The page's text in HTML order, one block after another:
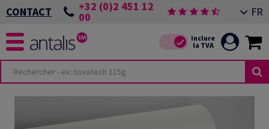
CONTACT +32 (0)2 451 12
00 FR